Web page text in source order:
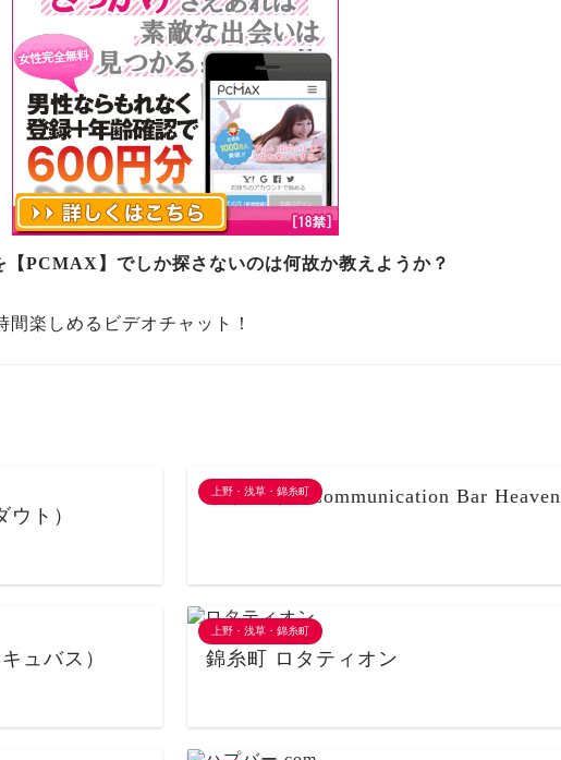
PCMAX】でしか探さないのは何故か教えようか？
楽しめるビデオチャット！
ト）
上野・浅草・錦糸町
東京上野 Communication Bar Heaven
ュバス）
上野・浅草・錦糸町
錦糸町 ロタティオン